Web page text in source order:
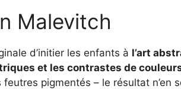
Malevitch
d’initier les enfants à l’art
et les contrastes de
pigmentés – le résultat n’en